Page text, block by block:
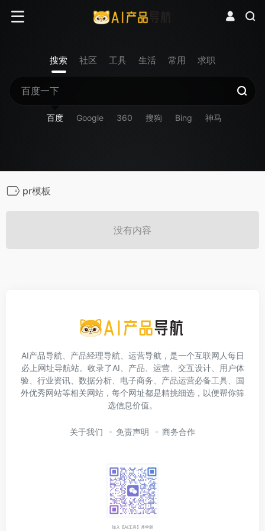
搜索 社区 工具 生活 常用 求职
百度 Google 360 搜狗 Bing 神马
pr模板
没有内容
AI产品导航、产品经理导航、运营导航，是一个互联网人每日
必上网址导航站。收录了AI、产品、运营、交互设计、用户体
验、行业资讯、数据分析、电子商务、产品运营必备工具、国
外优秀网站等相关网站，每个网址都是精挑细选，以便帮你筛
选信息价值。
关于我们 免责声明 商务合作
加入【AI工具】共学群